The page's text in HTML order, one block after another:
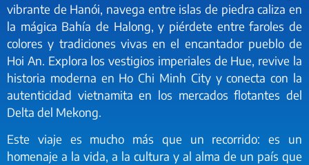
vibrante de Hanói, navega entre islas de piedra caliza en
la mágica Bahía de Halong, y piérdete entre faroles de
colores y tradiciones vivas en el encantador pueblo de
Hoi An. Explora los vestigios imperiales de Hue, revive la
historia moderna en Ho Chi Minh City y conecta con la
autenticidad vietnamita en los mercados flotantes del
Delta del Mekong.
Este viaje es mucho más que un recorrido: es un
homenaje a la vida, a la cultura y al alma de un país que